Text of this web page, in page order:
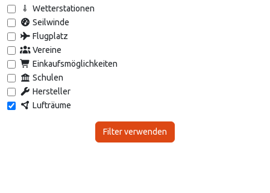
Wetterstationen
Seilwinde
Flugplatz
Vereine
Einkaufsmöglichkeiten
Schulen
Hersteller
Lufträume
Filter verwenden